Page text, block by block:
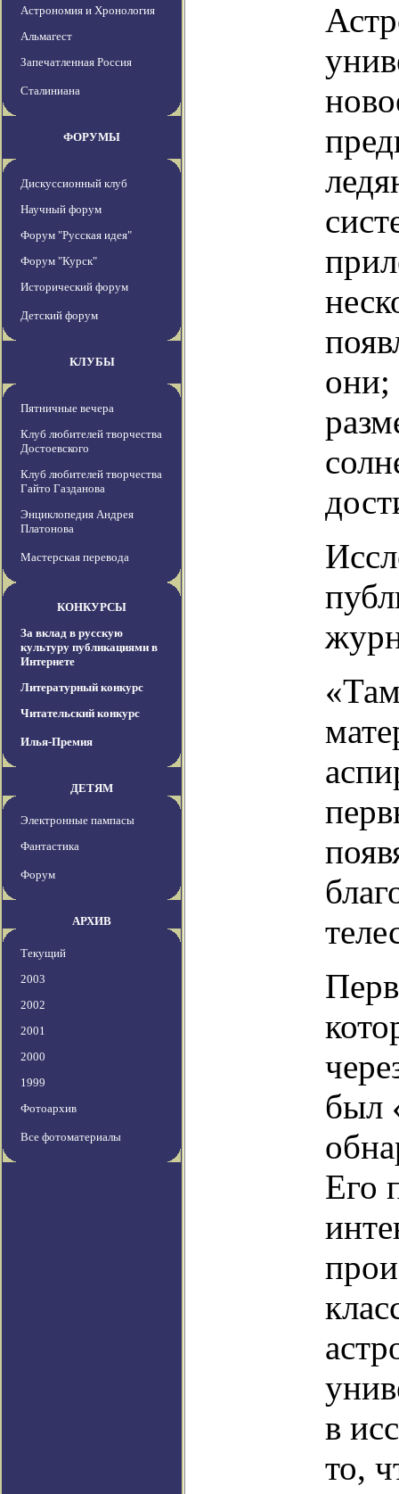
Астрономия и Хронология
Альмагест
Запечатленная Россия
Сталиниана
ФОРУМЫ
Дискуссионный клуб
Научный форум
Форум "Русская идея"
Форум "Курск"
Исторический форум
Детский форум
КЛУБЫ
Пятничные вечера
Клуб любителей творчества
Достоевского
Клуб любителей творчества
Гайто Газданова
Энциклопедия Андрея
Платонова
Мастерская перевода
КОНКУРСЫ
За вклад в русскую
культуру публикациями в
Интернете
Литературный конкурс
Читательский конкурс
Илья-Премия
ДЕТЯМ
Электронные пампасы
Фантастика
Форум
АРХИВ
Текущий
2003
2002
2001
2000
1999
Фотоархив
Все фотоматериалы
они;
был
Его
в
то,